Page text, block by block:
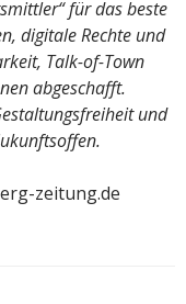
für das beste
digitale Rechte und
Talk-of-Town
abgeschafft.
und
zeitung.de